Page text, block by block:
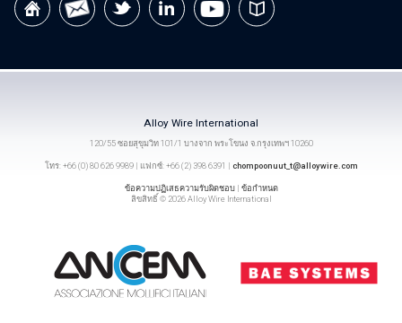
Alloy Wire International
120/55 ซอยสุขุมวิท 101/1 บางจาก พระโขนง จ.กรุงเทพฯ 10260
โทร: +66 (0) 80 626 9989 | แฟกซ์: +66 (2) 398 6391 | chompoonuut_t@alloywire.com
ข้อความปฏิเสธความรับผิดชอบ| ข้อกำหนด
ลิขสิทธิ์ © 2026 Alloy Wire International